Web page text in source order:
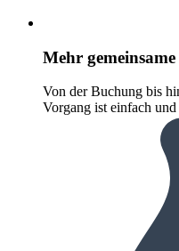
Mehr
Von der Buchung bis
Vorgang ist einfach